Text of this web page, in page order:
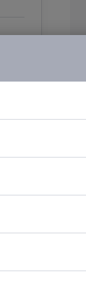
イ
て
外
の
)
学習エンジニア